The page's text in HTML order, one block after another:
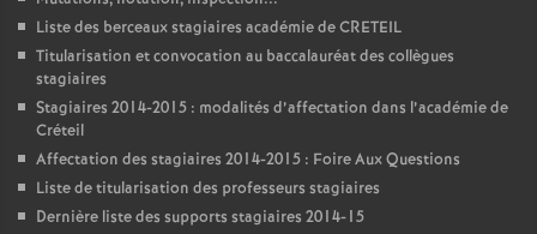
Liste des berceaux stagiaires académie deCRETEIL
Titularisation et convocation au baccalauréat des collègues
stagiaires
Stagiaires 2014-2015 : modalités d’affectation dans l’académie de
Créteil
Affectation des stagiaires 2014-2015 : Foire Aux Questions
Liste de titularisation des professeurs stagiaires
Dernière liste des supports stagiaires 2014-15